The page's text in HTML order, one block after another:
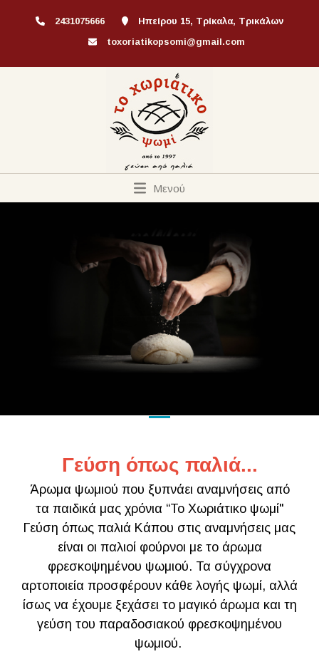
2431075666
Ηπείρου 15, Τρίκαλα, Τρικάλων
toxoriatikopsomi@gmail.com
Μενού
Γεύση όπως παλιά...
Άρωμα ψωμιού που ξυπνάει αναμνήσεις από
τα παιδικά μας χρόνια “Το Χωριάτικο ψωμί"
Γεύση όπως παλιά Κάπου στις αναμνήσεις μας
είναι οι παλιοί φούρνοι με το άρωμα
φρεσκοψημένου ψωμιού. Τα σύγχρονα
αρτοποιεία προσφέρουν κάθε λογής ψωμί, αλλά
ίσως να έχουμε ξεχάσει το μαγικό άρωμα και τη
γεύση του παραδοσιακού φρεσκοψημένου
ψωμιού.